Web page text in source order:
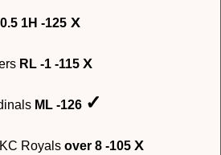
1H -125 X
RL -1 -115 X
ML -126 ✓
Royals over 8 -105 X